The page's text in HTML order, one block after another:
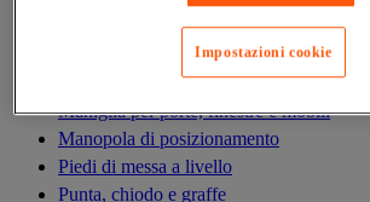
Ferramenta per l'arredamento
Giunto e clip circolare
Guarnizione per porte, finestre e cancelli
Maniglia per porte, finestre e mobili
Manopola di posizionamento
Piedi di messa a livello
Punta, chiodo e graffe
Impostazioni cookie